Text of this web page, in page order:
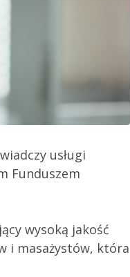
usługi
Funduszem
wysoką jakość
i masażystów, która